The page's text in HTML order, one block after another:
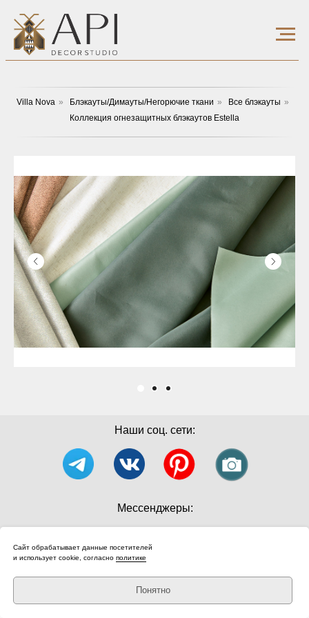
Villa Nova » Блэкауты/Димауты/Негорючие ткани » Все блэкауты »
Коллекция огнезащитных блэкаутов Estella
Сайт обрабатывает данные посетителей
и использует cookie, согласно политике
Понятно
Наши соц. сети:
Мессенджеры:
Политика конфиденциальности